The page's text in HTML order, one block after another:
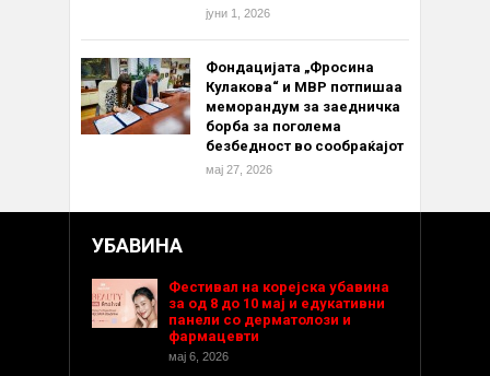
јуни 1, 2026
Фондацијата „Фросина
Кулакова“ и МВР потпишаа
меморандум за заедничка
борба за поголема
безбедност во сообраќајот
мај 27, 2026
УБАВИНА
Фестивал на корејска убавина
за од 8 до 10 мај и едукативни
панели со дерматолози и
фармацевти
мај 6, 2026